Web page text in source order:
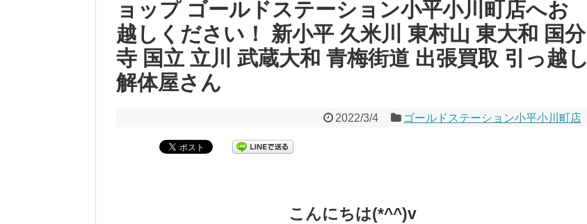
ョップ ゴールドステーション小平小川町店へお
越しください！ 新小平 久米川 東村山 東大和 国分
寺 国立 立川 武蔵大和 青梅街道 出張買取 引っ越し
解体屋さん
2022/3/4 ゴールドステーション小平小川町店
こんにちは(*^^)v